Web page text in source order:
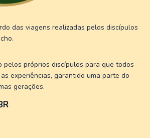
das viagens realizadas pelos discípulos
pelos próprios discípulos para que todos
experiências, garantido uma parte do
gerações.